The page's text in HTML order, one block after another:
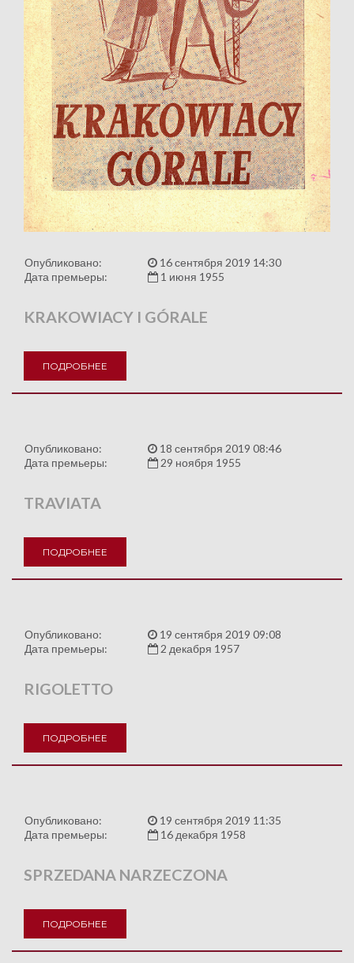
Опубликовано:
16 сентября 2019 14:30
Дата премьеры:
1 июня 1955
KRAKOWIACY I GÓRALE
ПОДРОБНЕЕ
Опубликовано:
18 сентября 2019 08:46
Дата премьеры:
29 ноября 1955
TRAVIATA
ПОДРОБНЕЕ
Опубликовано:
19 сентября 2019 09:08
Дата премьеры:
2 декабря 1957
RIGOLETTO
ПОДРОБНЕЕ
Опубликовано:
19 сентября 2019 11:35
Дата премьеры:
16 декабря 1958
SPRZEDANA NARZECZONA
ПОДРОБНЕЕ